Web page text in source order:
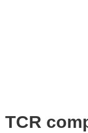
TCR